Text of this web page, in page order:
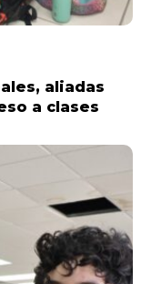
aliadas
a clases